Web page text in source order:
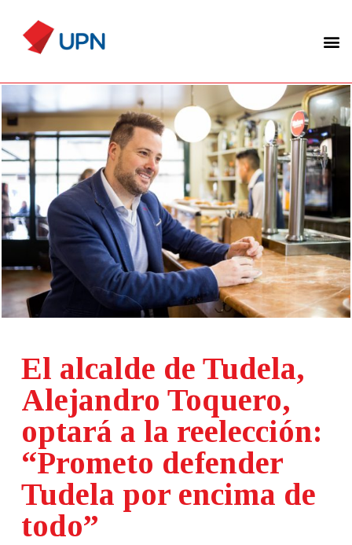
El alcalde de Tudela,
Alejandro Toquero,
optará a la reelección:
“Prometo defender
Tudela por encima de
todo”